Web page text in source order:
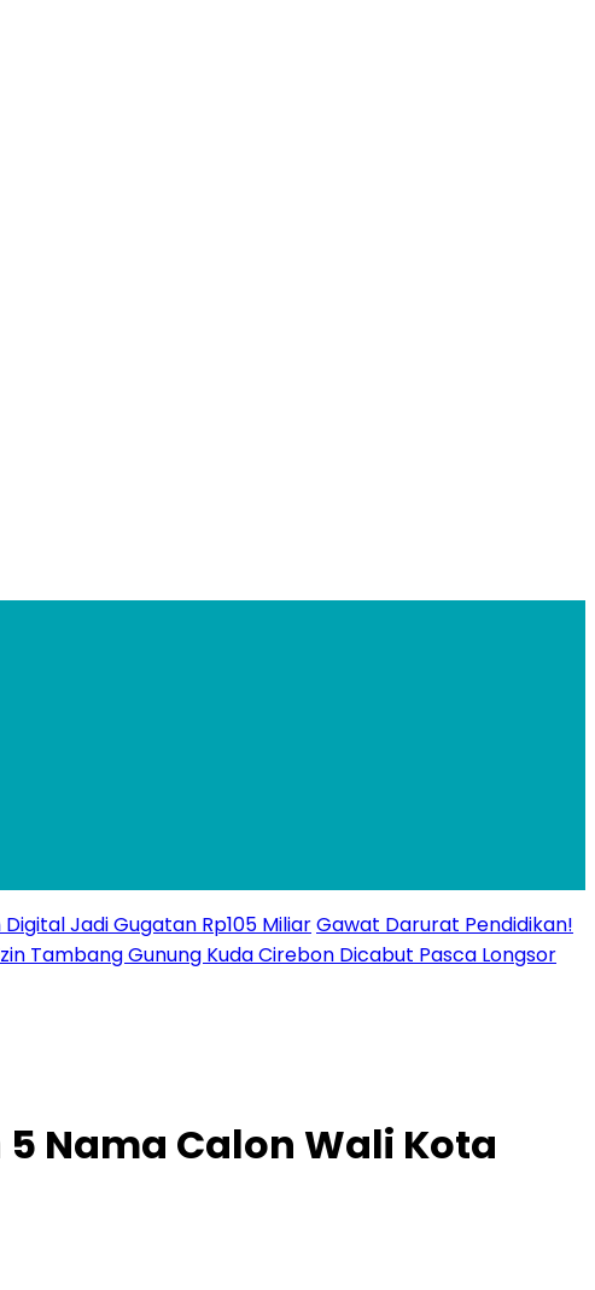
Jadi Gugatan Rp105 MiliarGawat Darurat Pendidikan!
Tambang Gunung Kuda Cirebon Dicabut Pasca Longsor
Nama Calon Wali Kota